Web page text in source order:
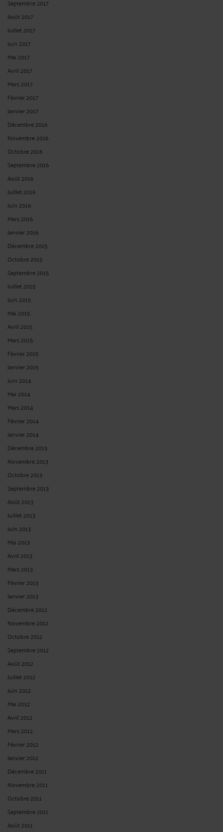
Septembre 2017
Août 2017
Juillet 2017
Juin 2017
Mai 2017
Avril 2017
Mars 2017
Février 2017
Janvier 2017
Décembre 2016
Novembre 2016
Octobre 2016
Septembre 2016
Août 2016
Juillet 2016
Juin 2016
Mars 2016
Janvier 2016
Décembre 2015
Octobre 2015
Septembre 2015
Juillet 2015
Juin 2015
Mai 2015
Avril 2015
Mars 2015
Février 2015
Janvier 2015
Juin 2014
Mai 2014
Mars 2014
Février 2014
Janvier 2014
Décembre 2013
Novembre 2013
Octobre 2013
Septembre 2013
Août 2013
Juillet 2013
Juin 2013
Mai 2013
Avril 2013
Mars 2013
Février 2013
Janvier 2013
Décembre 2012
Novembre 2012
Octobre 2012
Septembre 2012
Août 2012
Juillet 2012
Juin 2012
Mai 2012
Avril 2012
Mars 2012
Février 2012
Janvier 2012
Décembre 2011
Novembre 2011
Octobre 2011
Septembre 2011
Août 2011